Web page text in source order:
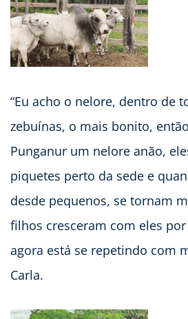
“Eu acho o nelore, dentro de
zebuínas, o mais bonito,
Punganur um nelore anão,
piquetes perto da sede e
desde pequenos, se tornam
filhos cresceram com eles
agora está se repetindo com
Carla.